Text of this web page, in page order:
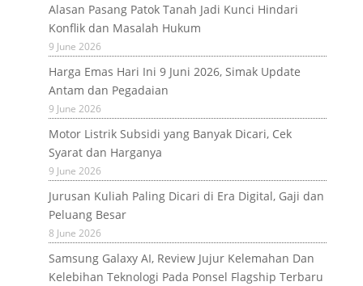
Alasan Pasang Patok Tanah Jadi Kunci Hindari
Konflik dan Masalah Hukum
9 June 2026
Harga Emas Hari Ini 9 Juni 2026, Simak Update
Antam dan Pegadaian
9 June 2026
Motor Listrik Subsidi yang Banyak Dicari, Cek
Syarat dan Harganya
9 June 2026
Jurusan Kuliah Paling Dicari di Era Digital, Gaji dan
Peluang Besar
8 June 2026
Samsung Galaxy AI, Review Jujur Kelemahan Dan
Kelebihan Teknologi Pada Ponsel Flagship Terbaru